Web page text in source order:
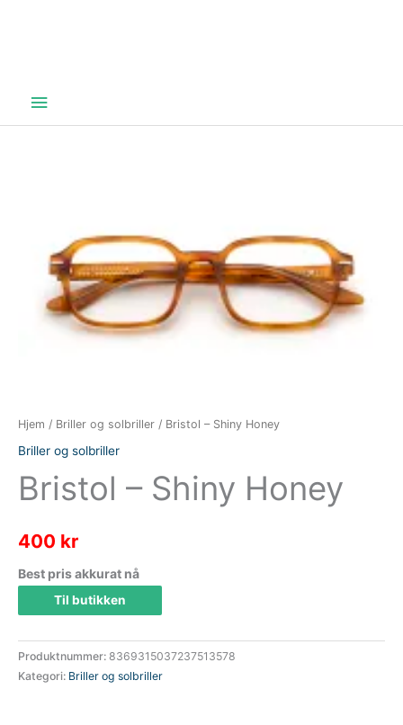
Hovedmeny
Hjem / Briller og solbriller / Bristol – Shiny Honey
Briller og solbriller
Bristol – Shiny Honey
400 kr
Best pris akkurat nå
Til butikken
Produktnummer: 8369315037237513578
Kategori: Briller og solbriller